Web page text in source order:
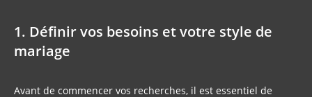
1. Définir vos besoins et votre style de
mariage
Avant de commencer vos recherches, il est essentiel de